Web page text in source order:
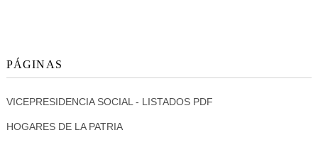
PÁGINAS
VICEPRESIDENCIA SOCIAL - LISTADOS PDF
HOGARES DE LA PATRIA